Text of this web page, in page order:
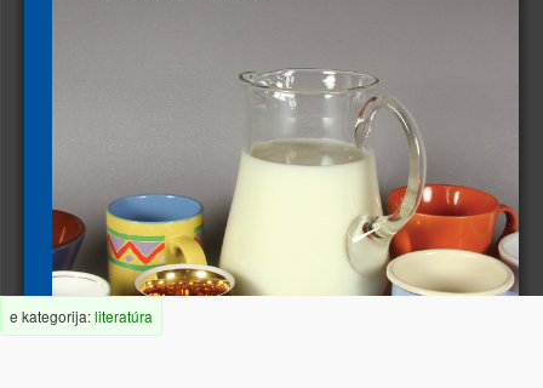
Ján Mihálik (ed.)
e kategorija:literatúra